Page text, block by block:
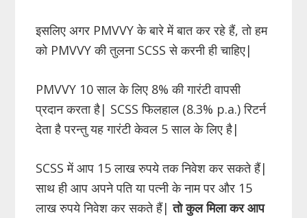
इसलिए अगर PMVVY के बारे में बात कर रहे हैं, तो हम
को PMVVY की तुलना SCSS से करनी ही चाहिए|
PMVVY 10 साल के लिए 8% की गारंटी वापसी
प्रदान करता है| SCSS फिलहाल (8.3% p.a.) रिटर्न
देता है परन्तु यह गारंटी केवल 5 साल के लिए है|
SCSS में आप 15 लाख रुपये तक निवेश कर सकते हैं|
साथ ही आप अपने पति या पत्नी के नाम पर और 15
लाख रुपये निवेश कर सकते हैं|तो कुल मिला कर आप